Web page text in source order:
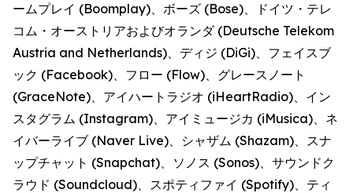
ームプレイ (Boomplay)、ボーズ (Bose)、ドイツ・テレ
コム・オーストリアおよびオランダ (Deutsche Telekom
Austria and Netherlands)、ディジ (DiGi)、フェイスブ
ック (Facebook)、フロー (Flow)、グレースノート
(GraceNote)、アイハートラジオ (iHeartRadio)、イン
スタグラム (Instagram)、アイミュージカ (iMusica)、ネ
イバーライブ (Naver Live)、シャザム (Shazam)、スナ
ップチャット (Snapchat)、ソノス (Sonos)、サウンドク
ラウド (Soundcloud)、スポティファイ (Spotify)、ティ